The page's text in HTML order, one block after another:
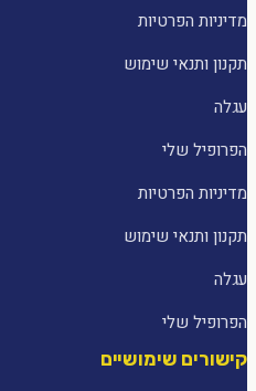
מדיניות הפרטיות
תקנון ותנאי שימוש
עגלה
הפרופיל שלי
מדיניות הפרטיות
תקנון ותנאי שימוש
עגלה
הפרופיל שלי
קישורים שימושיים